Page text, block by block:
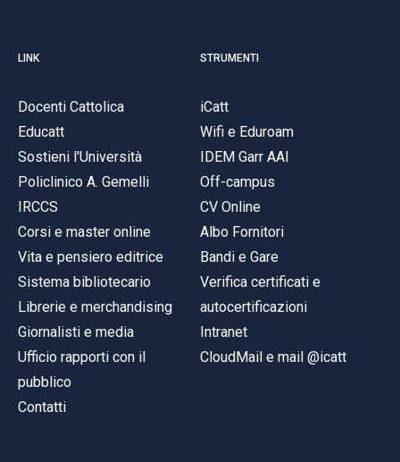
LINK
Docenti Cattolica
Educatt
Sostieni l'Università
Policlinico A. Gemelli
IRCCS
Corsi e master online
Vita e pensiero editrice
Sistema bibliotecario
Librerie e merchandising
Giornalisti e media
Ufficio rapporti con il
pubblico
Contatti
STRUMENTI
iCatt
Wifi e Eduroam
IDEM Garr AAI
Off-campus
CV Online
Albo Fornitori
Bandi e Gare
Verifica certificati e
autocertificazioni
Intranet
CloudMail e mail @icatt